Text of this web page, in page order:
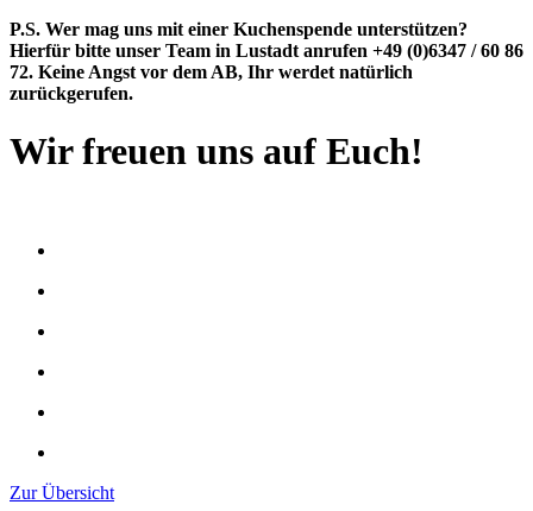
P.S. Wer mag uns mit einer Kuchenspende unterstützen?
Hierfür bitte unser Team in Lustadt anrufen +49 (0)6347 / 60 86
72. Keine Angst vor dem AB, Ihr werdet natürlich
zurückgerufen.
Wir freuen uns auf Euch!
Zur Übersicht